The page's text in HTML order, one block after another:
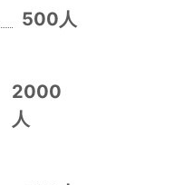
500人
2000
人